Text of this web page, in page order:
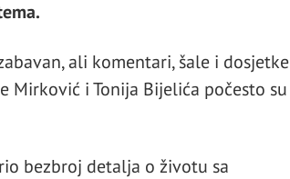
ali komentari, šale i dosjetke
Mirković i Tonija Bijelića počesto su
bezbroj detalja o životu sa